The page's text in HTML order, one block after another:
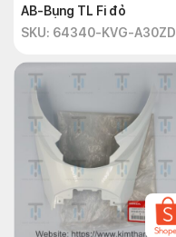
AB-Bụng TL Fi đỏ
SKU: 64340-KVG-A30ZD